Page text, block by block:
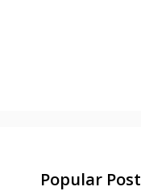
Popular Post